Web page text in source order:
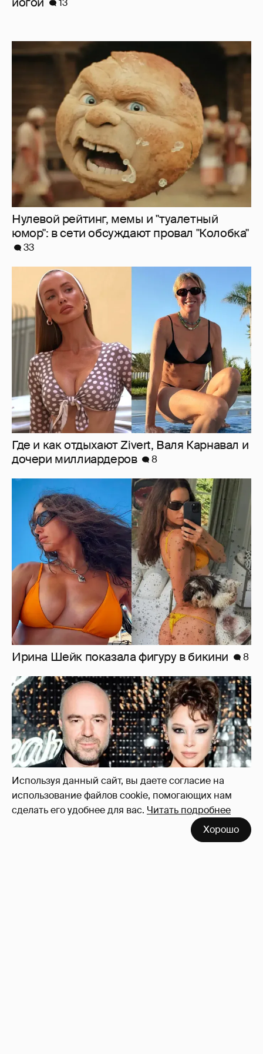
Используя данный сайт, вы даете согласие на
использование файлов cookie, помогающих нам
сделать его удобнее для вас. Читать подробнее
Хорошо
Нулевой рейтинг, мемы и "туалетный
юмор": в сети обсуждают провал "Колобка"
Где и как отдыхают Zivert, Валя Карнавал и
дочери миллиардеров
Ирина Шейк показала фигуру в бикини
"Оплаченный алиментами хейт". Полина
Диброва снова высказалась о бывшей
жене своего возлюбленного
33